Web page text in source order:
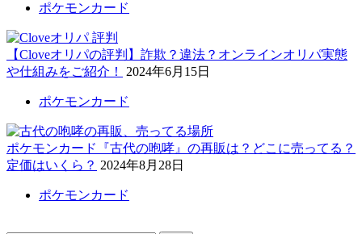
ポケモンカード
【Cloveオリパの評判】詐欺？違法？オンラインオリパ実態
や仕組みをご紹介！
2024年6月15日
ポケモンカード
ポケモンカード『古代の咆哮』の再販は？どこに売ってる？
定価はいくら？ 2024年8月28日
ポケモンカード